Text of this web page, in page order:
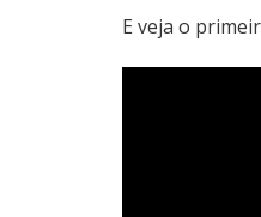
E veja o